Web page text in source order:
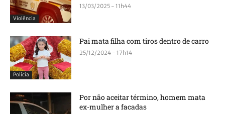
Violência
13/03/2025 - 11h44
Polícia
Pai mata filha com tiros dentro de carro
25/12/2024 - 17h14
Por não aceitar término, homem mata
ex-mulher a facadas